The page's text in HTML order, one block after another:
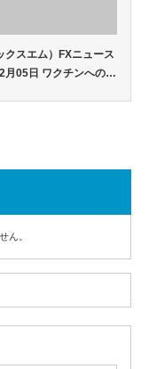
クスエム）FXニュース
月05日 ワクチンへの…
ん。